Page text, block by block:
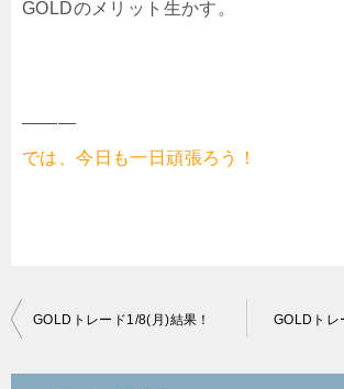
GOLDのメリット生かす。
———
では、今日も一日頑張ろう！
投
GOLDトレード1/8(月)結果！ GOLDトレ